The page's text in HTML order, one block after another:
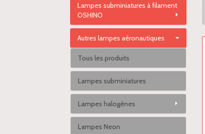
Lampes subminiatures à filament
OSHINO
Autres lampes aéronautiques
Tous les produits
Lampes subminiatures
Lampes halogènes
Lampes Neon